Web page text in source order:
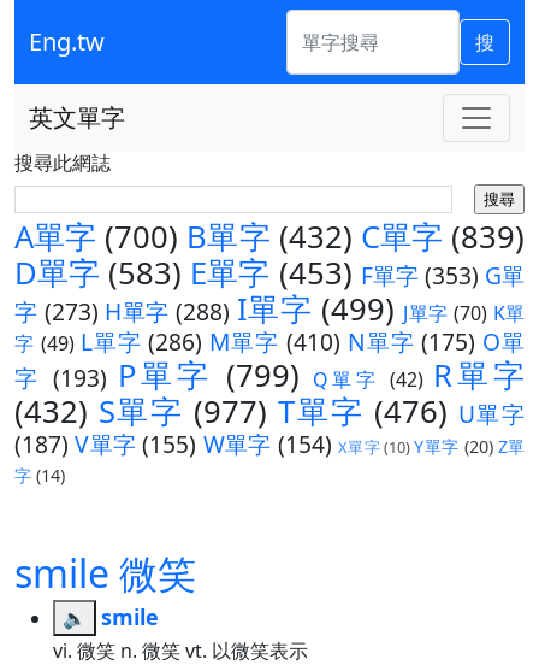
Eng.tw 搜
英文單字
搜尋此網誌
A單字 (700) B單字 (432) C單字 (839)
D單字 (583) E單字 (453) F單字(353) G單
字 (273) H單字 (288) I單字 (499) J單字 (70) K單
字 (49) L單字 (286) M單字 (410) N單字 (175) O單
字 (193) P單字 (799) Q單字 (42) R單字
(432) S單字 (977) T單字 (476) U單字
(187) V單字(155) W單字 (154) X單字(10)Y單字 (20) Z單
字 (14)
smile 微笑
🔈 smile
vi. 微笑 n. 微笑 vt. 以微笑表示